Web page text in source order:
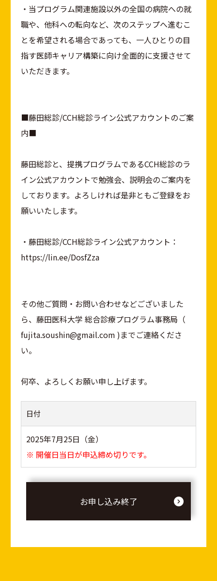
・当プログラム関連施設以外の全国の病院への就
職や、他科への転向など、次のステップへ進むこ
とを希望される場合であっても、一人ひとりの目
指す医師キャリア構築に向け全面的に支援させて
いただきます。
■藤田総診/CCH総診ライン公式アカウントのご案
内■
藤田総診と、提携プログラムであるCCH総診のラ
イン公式アカウントで勉強会、説明会のご案内を
しております。よろしければ是非ともご登録をお
願いいたします。
・藤田総診/CCH総診ライン公式アカウント：
https://lin.ee/DosfZza
その他ご質問・お問い合わせなどございました
ら、藤田医科大学 総合診療プログラム事務局（
fujita.soushin@gmail.com )までご連絡くださ
い。
何卒、よろしくお願い申し上げます。
日付
2025年7月25日（金）
※ 開催日当日が申込締め切りです。
お申し込み終了